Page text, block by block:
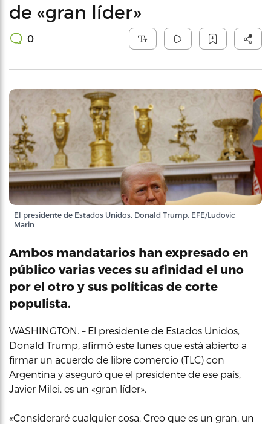
de «gran líder»
0
El presidente de Estados Unidos, Donald Trump. EFE/Ludovic
Marin
Ambos mandatarios han expresado en
público varias veces su afinidad el uno
por el otro y sus políticas de corte
populista.
WASHINGTON. – El presidente de Estados Unidos,
Donald Trump, afirmó este lunes que está abierto a
firmar un acuerdo de libre comercio (TLC) con
Argentina y aseguró que el presidente de ese país,
Javier Milei, es un «gran líder».
«Consideraré cualquier cosa. Creo que es un gran, un